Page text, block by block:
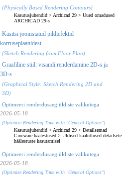
(Physically Based Rendering Contours)
Kasutusjuhendid > Archicad 29 > Uued omadused
ARCHICAD 29-s
Käsitsi joonistatud pildiefektid
korruseplaanidest
(Sketch Rendering from Floor Plan)
Graafiline stiil: visandi renderdamine 2D-s ja
3D-s
(Graphical Style: Sketch Rendering 2D and
3D)
Optimeeri renderdusaeg üldiste valikutega
2026-05-18
(Optimize Rendering Time with "General Options")
Kasutusjuhendid > Archicad 29 > Detailsemad
Cineware häälestused > Üldised kaalutlused detailsete
häälestuste kasutamisel
Optimeeri renderdusaeg üldiste valikutega
2026-05-18
(Optimize Rendering Time with "General Options")